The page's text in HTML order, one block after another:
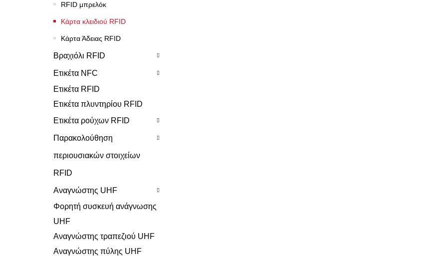
RFID μπρελόκ
Κάρτα κλειδιού RFID
Κάρτα Άδειας RFID
Βραχιόλι RFID
Ετικέτα NFC
Ετικέτα RFID
Ετικέτα πλυντηρίου RFID
Ετικέτα ρούχων RFID
Παρακολούθηση
περιουσιακών στοιχείων
RFID
Αναγνώστης UHF
Φορητή συσκευή ανάγνωσης
UHF
Αναγνώστης τραπεζιού UHF
Αναγνώστης πύλης UHF